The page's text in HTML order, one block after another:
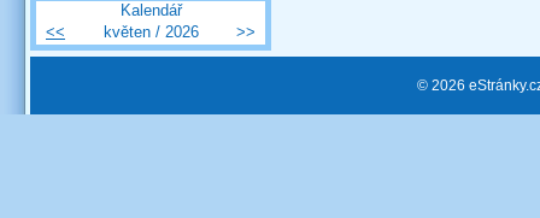
Kalendář
<<
květen / 2026 >>
© 2026